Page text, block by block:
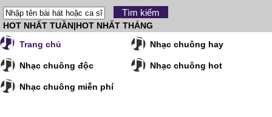
HOT NHẤT TUẦN|HOT NHẤT THÁNG
Trang chủ
Nhạc chuông hay
Nhạc chuông độc Nhạc chuông hot
Nhạc chuông miễn phí